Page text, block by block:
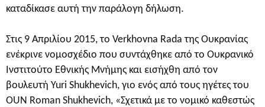
καταδίκασε αυτή την παράλογη δήλωση.
Στις 9 Απριλίου 2015, το Verkhovna Rada της Ουκρανίας
ενέκρινε νομοσχέδιο που συντάχθηκε από το Ουκρανικό
Ινστιτούτο Εθνικής Μνήμης και εισήχθη από τον
βουλευτή Yuri Shukhevich, γιο ενός από τους ηγέτες του
OUN Roman Shukhevich, «Σχετικά με το νομικό καθεστώς